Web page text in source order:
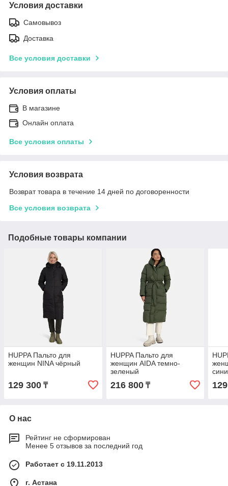
Условия доставки
Самовывоз
Доставка
Все условия доставки
Условия оплаты
В магазине
Онлайн оплата
Все условия оплаты
Условия возврата
Возврат товара в течение 14 дней по договоренности
Все условия возврата
Подобные товары компании
HUPPA Пальто для
женщин NINA чёрный
129 300 ₸
HUPPA Пальто для
женщин AIDA темно-
зеленый
216 800₸
О нас
Рейтинг не сформирован
Менее 5 отзывов за последний год
Работает с 19.11.2013
г. Астана